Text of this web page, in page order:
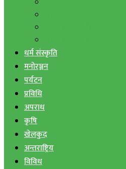
धर्म संस्कृति
मनोरञ्जन
पर्यटन
प्रविधि
अपराध
कृषि
खेलकुद
अन्तराष्ट्रिय
विविध